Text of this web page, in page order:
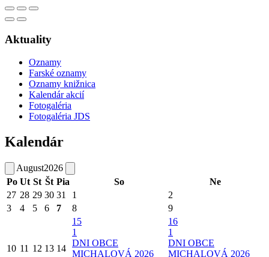
Aktuality
Oznamy
Farské oznamy
Oznamy knižnica
Kalendár akcií
Fotogaléria
Fotogaléria JDS
Kalendár
August2026
Po Ut St Št Pia So
Ne
27 28 29 30 31 1
2
3
4 5 6 7 8 9
10 11 12 13 14
15
1
DNI OBCE
MICHALOVÁ 2026
16
1
DNI OBCE
MICHALOVÁ 2026